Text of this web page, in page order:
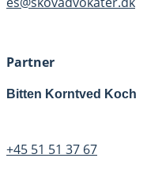
Partner
Bitten Korntved Koch
+45 51 51 37 67